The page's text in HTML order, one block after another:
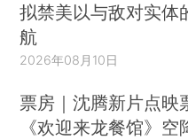
拟禁美以与敌对实体
航
2026年08月10日
票房｜沈腾新片点映
《欢迎来龙餐馆》空